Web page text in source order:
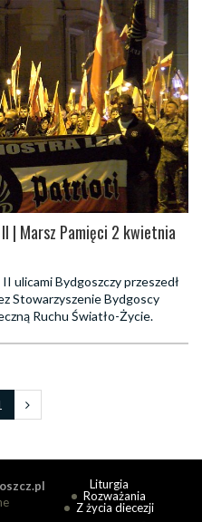
| Marsz Pamięci 2 kwietnia
ulicami Bydgoszczy przeszedł
Stowarzyszenie Bydgoscy
Ruchu Światło-Życie.
Liturgia
Rozważania
Z życia diecezji